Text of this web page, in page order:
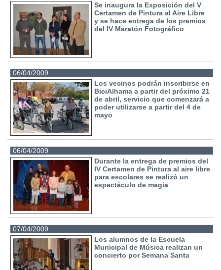
Se inaugura la Exposición del V
Certamen de Pintura al Aire Libre
y se hace entrega de los premios
del IV Maratón Fotográfico
06/04/2009
Los vecinos podrán inscribirse en
BiciAlhama a partir del próximo 21
de abril, servicio que comenzará a
poder utilizarse a partir del 4 de
mayo
06/04/2009
Durante la entrega de premios del
IV Certamen de Pintura al aire libre
para escolares se realizó un
espectáculo de magia
07/04/2009
Los alumnos de la Escuela
Municipal de Música realizan un
concierto por Semana Santa